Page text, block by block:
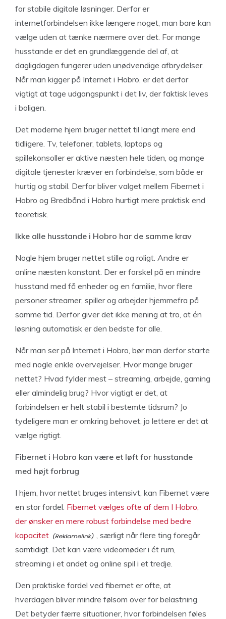
for stabile digitale løsninger. Derfor er
internetforbindelsen ikke længere noget, man bare kan
vælge uden at tænke nærmere over det. For mange
husstande er det en grundlæggende del af, at
dagligdagen fungerer uden unødvendige afbrydelser.
Når man kigger på Internet i Hobro, er det derfor
vigtigt at tage udgangspunkt i det liv, der faktisk leves
i boligen.
Det moderne hjem bruger nettet til langt mere end
tidligere. Tv, telefoner, tablets, laptops og
spillekonsoller er aktive næsten hele tiden, og mange
digitale tjenester kræver en forbindelse, som både er
hurtig og stabil. Derfor bliver valget mellem Fibernet i
Hobro og Bredbånd i Hobro hurtigt mere praktisk end
teoretisk.
Ikke alle husstande i Hobro har de samme krav
Nogle hjem bruger nettet stille og roligt. Andre er
online næsten konstant. Der er forskel på en mindre
husstand med få enheder og en familie, hvor flere
personer streamer, spiller og arbejder hjemmefra på
samme tid. Derfor giver det ikke mening at tro, at én
løsning automatisk er den bedste for alle.
Når man ser på Internet i Hobro, bør man derfor starte
med nogle enkle overvejelser. Hvor mange bruger
nettet? Hvad fylder mest – streaming, arbejde, gaming
eller almindelig brug? Hvor vigtigt er det, at
forbindelsen er helt stabil i bestemte tidsrum? Jo
tydeligere man er omkring behovet, jo lettere er det at
vælge rigtigt.
Fibernet i Hobro kan være et løft for husstande
med højt forbrug
I hjem, hvor nettet bruges intensivt, kan Fibernet være
en stor fordel. Fibernet vælges ofte af dem I Hobro,
der ønsker en mere robust forbindelse med bedre
kapacitet
, særligt når flere ting foregår
samtidigt. Det kan være videomøder i ét rum,
streaming i et andet og online spil i et tredje.
Den praktiske fordel ved fibernet er ofte, at
hverdagen bliver mindre følsom over for belastning.
Det betyder færre situationer, hvor forbindelsen føles